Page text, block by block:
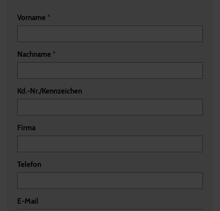
Vorname *
Nachname *
Kd.-Nr./Kennzeichen
Firma
Telefon
E-Mail